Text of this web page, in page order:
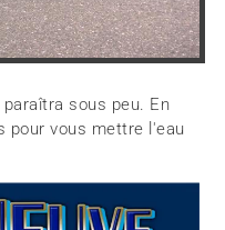
sous peu. En
pour vous mettre l'eau